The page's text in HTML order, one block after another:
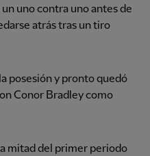
uno contra uno antes de
atrás tras un tiro
posesión y pronto quedó
Conor Bradley como
mitad del primer periodo